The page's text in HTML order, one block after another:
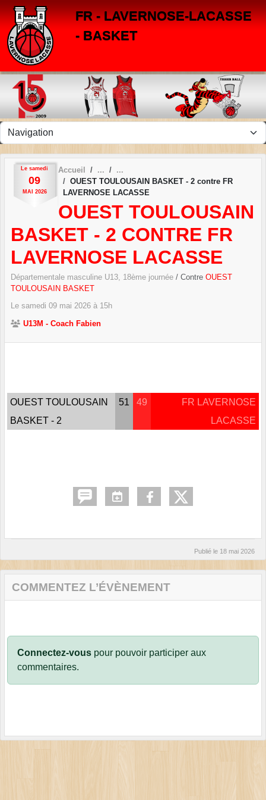
FR - LAVERNOSE-LACASSE
- BASKET
Le samedi
09
MAI 2026
Accueil
OUEST TOULOUSAIN BASKET - 2 contre FR
LAVERNOSE LACASSE
OUEST TOULOUSAIN
BASKET - 2 CONTRE FR
LAVERNOSE LACASSE
Départementale masculine U13, 18ème journée / Contre OUEST
TOULOUSAIN BASKET
Le samedi 09 mai 2026 à 15h
U13M - Coach Fabien
OUEST TOULOUSAIN
BASKET - 2
51 49
FR LAVERNOSE
LACASSE
Publié le 18 mai 2026
COMMENTEZ L’ÉVÈNEMENT
Connectez-vous pour pouvoir participer aux
commentaires.
Panneau de gestion des cookies